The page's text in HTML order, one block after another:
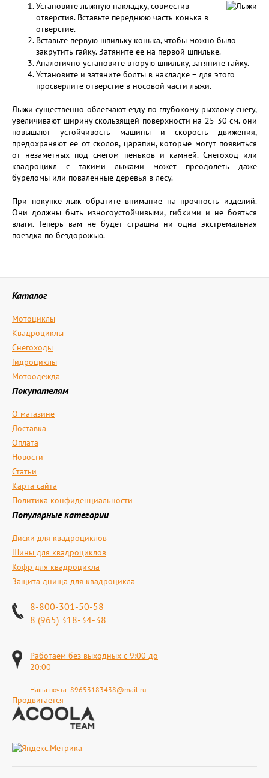
Установите лыжную накладку, совместив
отверстия. Вставьте переднюю часть конька в
отверстие.
Вставьте первую шпильку конька, чтобы можно было
закрутить гайку. Затяните ее на первой шпильке.
Аналогично установите вторую шпильку, затяните гайку.
Установите и затяните болты в накладке – для этого
просверлите отверстие в носовой части лыжи.
Лыжи существенно облегчают езду по глубокому рыхлому снегу,
увеличивают ширину скользящей поверхности на 25-30 см. они
повышают устойчивость машины и скорость движения,
предохраняют ее от сколов, царапин, которые могут появиться
от незаметных под снегом пеньков и камней. Снегоход или
квадроцикл с такими лыжами может преодолеть даже
буреломы или поваленные деревья в лесу.
При покупке лыж обратите внимание на прочность изделий.
Они должны быть износоустойчивыми, гибкими и не бояться
влаги. Теперь вам не будет страшна ни одна экстремальная
поездка по бездорожью.
Каталог
Мотоциклы
Квадроциклы
Снегоходы
Гидроциклы
Мотоодежда
Покупателям
О магазине
Доставка
Оплата
Новости
Статьи
Карта сайта
Политика конфиденциальности
Популярные категории
Диски для квадроциклов
Шины для квадроциклов
Кофр для квадроцикла
Защита днища для квадроцикла
8-800-301-50-58
8 (965) 318-34-38
Работаем без выходных с 9:00 до
20:00
Наша почта: 89653183438@mail.ru
Продвигается